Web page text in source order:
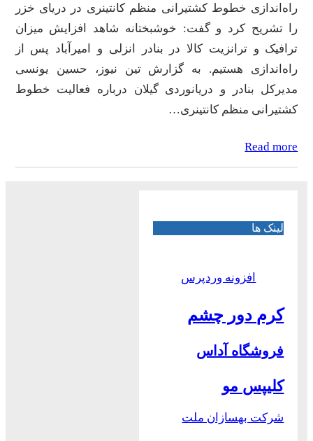
راه‌اندازی خطوط کشتیرانی منظم کانتینری در دریای خزر
را تشریح کرد و گفت: خوشبختانه شاهد افزایش میزان
ترافیک و ترانزیت کالا در بنادر انزلی و امیرآباد پس از
راه‌اندازی هستیم. به گزارش تین نیوز، حسین یونسی
مدیرکل بنادر و دریانوردی گیلان درباره فعالیت خطوط
کشتیرانی منظم کانتینری…
Read more
لینک ها
افزونه وردپرس
کرم دور چشم
فروشگاه آداس
کلیپس مو
شرکت بهسازان ملت